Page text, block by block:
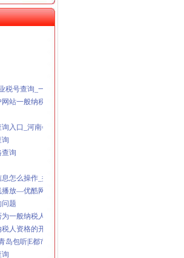
纳税人_百度经验
税号查询_一般纳税人查询
站一般纳税人查询
入口_河南会计网
询
怎么操作_搜狐其它_搜狐网
放—优酷网,高清在线观看
问题
一般纳税人。-文章
人资格的开始年月？_百度知道
包听|E都市
询